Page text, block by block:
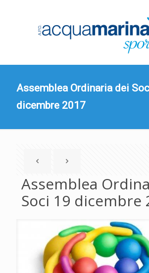
Assemblea Ordinaria dei
dicembre 2017
Assemblea
Soci 19 dicembre